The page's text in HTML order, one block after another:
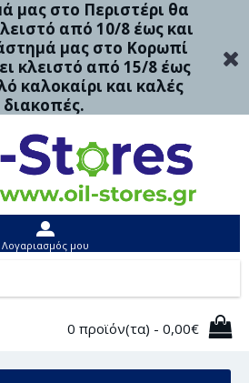
μας στο Περιστέρι θα
από 10/8 έως και
μας στο Κορωπί
κλειστό από 15/8 έως
καλοκαίρι και καλές
διακοπές.
Λογαριασμός μου
0 προϊόν(τα) - 0,00€